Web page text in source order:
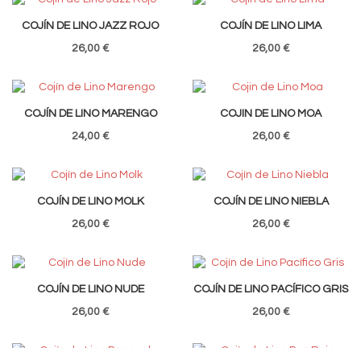
COJÍN DE LINO JAZZ ROJO
26,00 €
COJÍN DE LINO LIMA
26,00 €
COJÍN DE LINO MARENGO
24,00 €
COJIN DE LINO MOA
26,00 €
COJÍN DE LINO MOLK
26,00 €
COJÍN DE LINO NIEBLA
26,00 €
COJÍN DE LINO NUDE
26,00 €
COJÍN DE LINO PACÍFICO GRIS
26,00 €